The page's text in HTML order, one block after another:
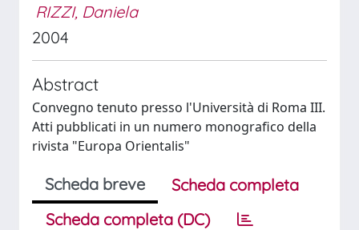
RIZZI, Daniela
2004
Abstract
Convegno tenuto presso l'Università di Roma III.
Atti pubblicati in un numero monografico della
rivista "Europa Orientalis"
Scheda breve
Scheda completa
Scheda completa (DC)